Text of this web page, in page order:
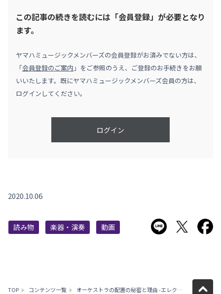
この記事の続きを読むには「会員登録」が必要となり
ます。
ヤマハミュージックメンバーズの会員登録がお済みでない方は、
「会員登録のご案内 」をご参照のうえ、ご登録のお手続きをお願
いいたします。既にヤマハミュージックメンバーズ会員の方は、
ログインしてください。
ログイン
2020.10.06
読み物 楽器・演奏 動画 LINEで送るTwitterで
TOP コンテンツ一覧 オーケストラの配置の秘密と理由 -エレクトーンで必要な知識-（中野 正英）